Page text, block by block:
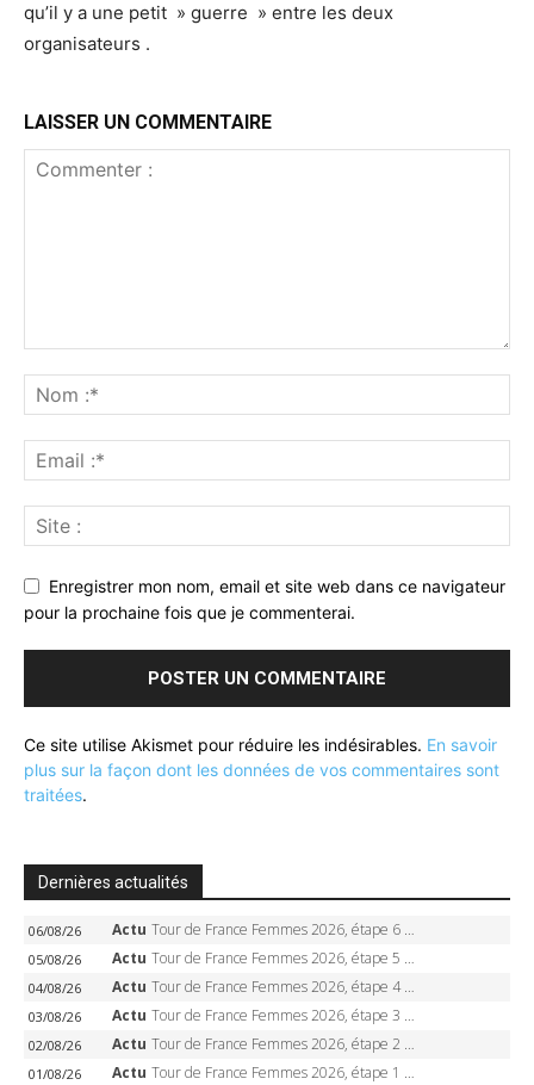
qu’il y a une petit » guerre » entre les deux
organisateurs .
LAISSER UN COMMENTAIRE
Enregistrer mon nom, email et site web dans ce navigateur
pour la prochaine fois que je commenterai.
Ce site utilise Akismet pour réduire les indésirables. En savoir
plus sur la façon dont les données de vos commentaires sont
traitées.
Dernières actualités
06/08/26 Actu Tour de France Femmes 2026, étape 6 – Kim Le Court-Pienaar gagne à Tournon, Reusser en jaune
05/08/26 Actu Tour de France Femmes 2026, étape 5 – Demi Vollering gagne à Belleville, Reusser en jaune, Ferrand-Prévot coule
04/08/26 Actu Tour de France Femmes 2026, étape 4 – Marlen Reusser écrase le chrono, Ferrand-Prévot en crise
03/08/26 Actu Tour de France Femmes 2026, étape 3 – Sigrid Haugset en solitaire, 88 km d’échappée, maillot jaune
02/08/26 Actu Tour de France Femmes 2026, étape 2 – Lorena Wiebes doublé à Genève, Markus héroïque, 7e record
01/08/26 Actu Tour de France Femmes 2026, étape 1 – Lorena Wiebes intouchable à Lausanne, premier maillot jaune